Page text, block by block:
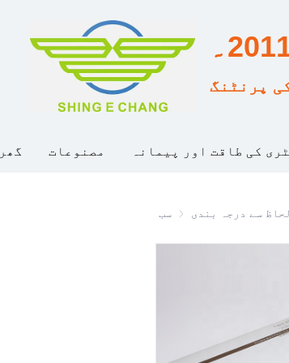
مصنوعات کی طاقت اور پیمانہ
پرنٹنگ
سب